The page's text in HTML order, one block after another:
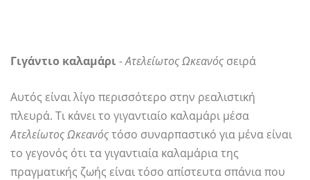
Γιγάντιο καλαμάρι-Ατελείωτος Ωκεανός σειρά
Αυτός είναι λίγο περισσότερο στην ρεαλιστική
πλευρά. Τι κάνει το γιγαντιαίο καλαμάρι μέσα
Ατελείωτος Ωκεανόςτόσο συναρπαστικό για μένα είναι
το γεγονός ότι τα γιγαντιαία καλαμάρια της
πραγματικής ζωής είναι τόσο απίστευτα σπάνια που